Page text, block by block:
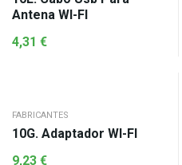
Antena WI-FI
4,31 €
FABRICANTES
10G. Adaptador WI-FI
9,23 €